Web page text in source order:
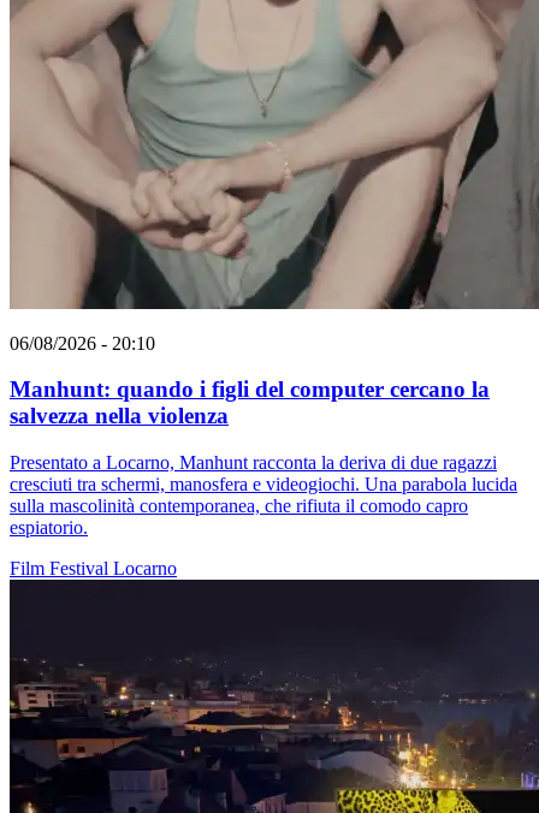
06/08/2026 - 20:10
Manhunt: quando i figli del computer cercano la
salvezza nella violenza
Presentato a Locarno, Manhunt racconta la deriva di due ragazzi
cresciuti tra schermi, manosfera e videogiochi. Una parabola lucida
sulla mascolinità contemporanea, che rifiuta il comodo capro
espiatorio.
Film Festival Locarno